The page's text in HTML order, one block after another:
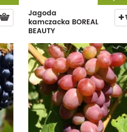
Jagoda
kamczacka BOREAL
BEAUTY